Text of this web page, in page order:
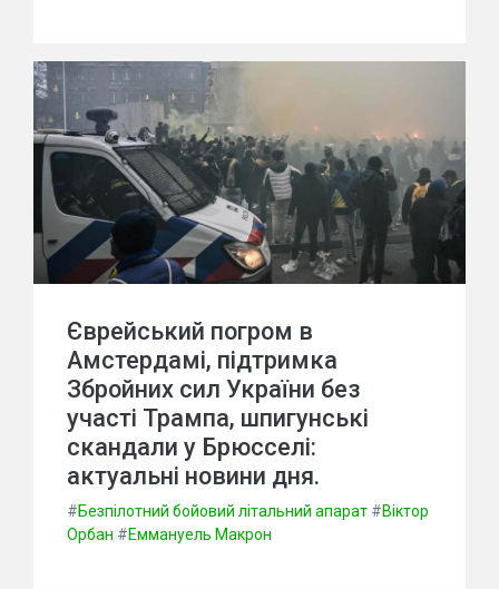
Єврейський погром в
Амстердамі, підтримка
Збройних сил України без
участі Трампа, шпигунські
скандали у Брюсселі:
актуальні новини дня.
#Безпілотний бойовий літальний апарат #Віктор
Орбан #Еммануель Макрон